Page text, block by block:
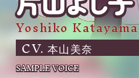
Yoshiko Katayama
本山美奈
SAMPLE VOICE